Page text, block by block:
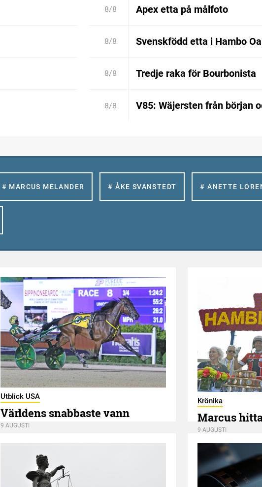
8/8 Apex etta på målfoto
8/8 Svenskfödd etta i Hambo
8/8 Tredje raka för Bourbonista
8/8 V85: Wäjersten från början
# MARCUS MELANDER # ÅKE SVANSTEDT # ANETTE
Utblick USA
Världens snabbaste vann
9 AUGUSTI
Krönika
Marcus
9 AUGUSTI